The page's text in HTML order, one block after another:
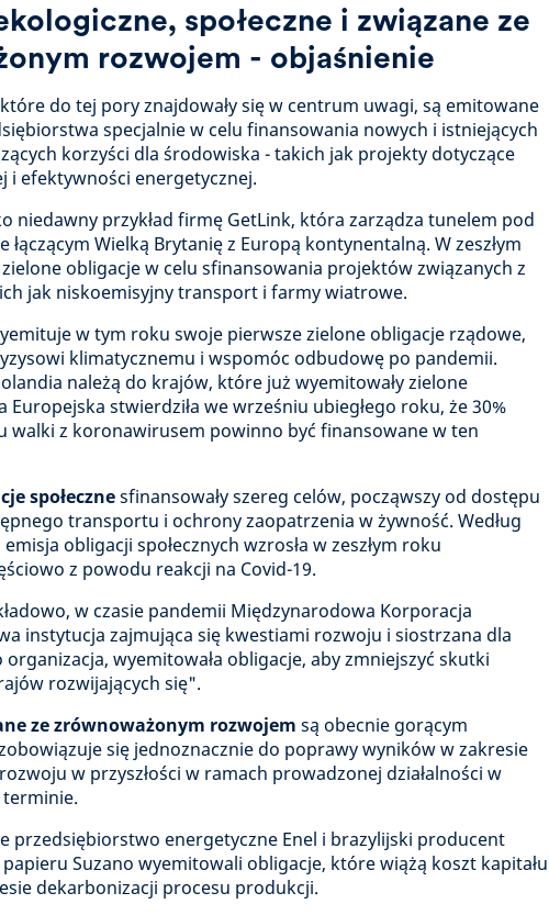
społeczne i związane ze
rozwojem - objaśnienie
do tej pory znajdowały się w centrum uwagi, są emitowane
specjalnie w celu finansowania nowych i istniejących
korzyści dla środowiska - takich jak projekty dotyczące
i efektywności energetycznej.
niedawny przykład firmę GetLink, która zarządza tunelem pod
łączącym Wielką Brytanię z Europą kontynentalną. W zeszłym
obligacje w celu sfinansowania projektów związanych z
jak niskoemisyjny transport i farmy wiatrowe.
w tym roku swoje pierwsze zielone obligacje rządowe,
klimatycznemu i wspomóc odbudowę po pandemii.
należą do krajów, które już wyemitowały zielone
Europejska stwierdziła we wrześniu ubiegłego roku, że 30%
walki z koronawirusem powinno być finansowane w ten
społecznesfinansowały szereg celów, począwszy od dostępu
transportu i ochrony zaopatrzenia w żywność. Według
obligacji społecznych wzrosła w zeszłym roku
z powodu reakcji na Covid-19.
w czasie pandemii Międzynarodowa Korporacja
instytucja zajmująca się kwestiami rozwoju i siostrzana dla
wyemitowała obligacje, aby zmniejszyć skutki
rozwijających się".
ze zrównoważonym rozwojem są obecnie gorącym
się jednoznacznie do poprawy wyników w zakresie
w przyszłości w ramach prowadzonej działalności w
przedsiębiorstwo energetyczne Enel i brazylijski producent
Suzano wyemitowali obligacje, które wiążą koszt kapitału
dekarbonizacji procesu produkcji.